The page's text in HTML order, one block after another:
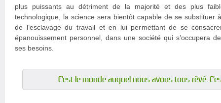
plus puissants au détriment de la majorité et des plus
technologique, la science sera bientôt capable de se substituer
de l’esclavage du travail et en lui permettant de se
épanouissement personnel, dans une société qui s’occupera
ses besoins.
C’est le monde auquel nous avons tous rêvé.